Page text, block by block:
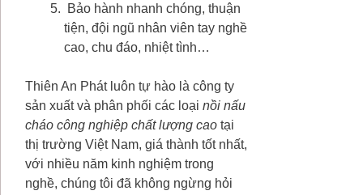
Bảo hành nhanh chóng, thuận
tiện, đội ngũ nhân viên tay nghề
cao, chu đáo, nhiệt tình…
Thiên An Phát luôn tự hào là công ty
sản xuất và phân phối các loại nồi nấu
cháo công nghiệp chất lượng cao tại
thị trường Việt Nam, giá thành tốt nhất,
với nhiều năm kinh nghiệm trong
nghề, chúng tôi đã không ngừng hỏi